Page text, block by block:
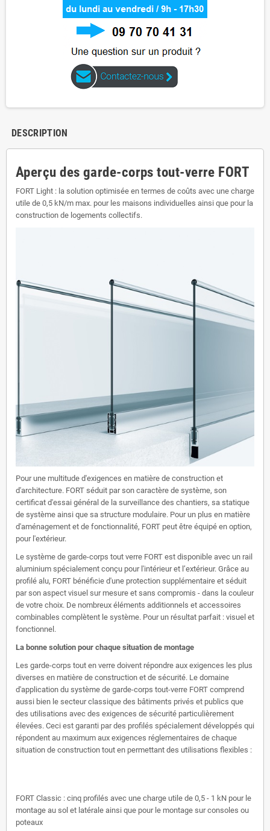
DESCRIPTION
Aperçu des garde-corps tout-verre FORT
FORT Light : la solution optimisée en termes de coûts avec une charge
utile de 0,5 kN/m max. pour les maisons individuelles ainsi que pour la
construction de logements collectifs.
Pour une multitude d'exigences en matière de construction et
d'architecture. FORT séduit par son caractère de système, son
certificat d'essai général de la surveillance des chantiers, sa statique
de système ainsi que sa structure modulaire. Pour un plus en matière
d'aménagement et de fonctionnalité, FORT peut être équipé en option,
pour l'extérieur.
Le système de garde-corps tout verre FORT est disponible avec un rail
aluminium spécialement conçu pour l'intérieur et l’extérieur. Grâce au
profilé alu, FORT bénéficie d'une protection supplémentaire et séduit
par son aspect visuel sur mesure et sans compromis - dans la couleur
de votre choix. De nombreux éléments additionnels et accessoires
combinables complètent le système. Pour un résultat parfait : visuel et
fonctionnel.
La bonne solution pour chaque situation de montage
Les garde-corps tout en verre doivent répondre aux exigences les plus
diverses en matière de construction et de sécurité. Le domaine
d'application du système de garde-corps tout-verre FORT comprend
aussi bien le secteur classique des bâtiments privés et publics que
des utilisations avec des exigences de sécurité particulièrement
élevées. Ceci est garanti par des profilés spécialement développés qui
répondent au maximum aux exigences réglementaires de chaque
situation de construction tout en permettant des utilisations flexibles :
FORT Classic : cinq profilés avec une charge utile de 0,5 - 1 kN pour le
montage au sol et latérale ainsi que pour le montage sur consoles ou
poteaux